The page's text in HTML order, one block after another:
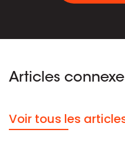
Articles
Voir tous les